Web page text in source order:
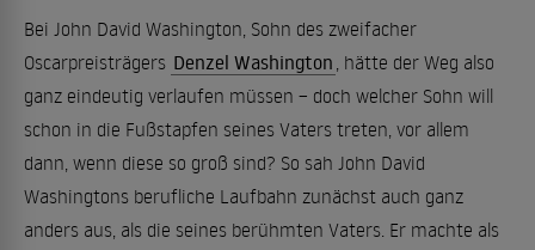
Bei John David Washington, Sohn des zweifacher
Oscarpreisträgers Denzel Washington , hätte der Weg also
ganz eindeutig verlaufen müssen – doch welcher Sohn will
schon in die Fußstapfen seines Vaters treten, vor allem
dann, wenn diese so groß sind? So sah John David
Washingtons berufliche Laufbahn zunächst auch ganz
anders aus, als die seines berühmten Vaters. Er machte als